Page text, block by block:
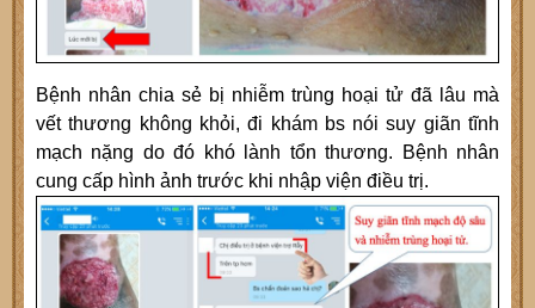
Bệnh nhân chia sẻ bị nhiễm trùng hoại tử đã lâu mà
vết thương không khỏi, đi khám bs nói suy giãn tĩnh
mạch nặng do đó khó lành tổn thương. Bệnh nhân
cung cấp hình ảnh trước khi nhập viện điều trị.